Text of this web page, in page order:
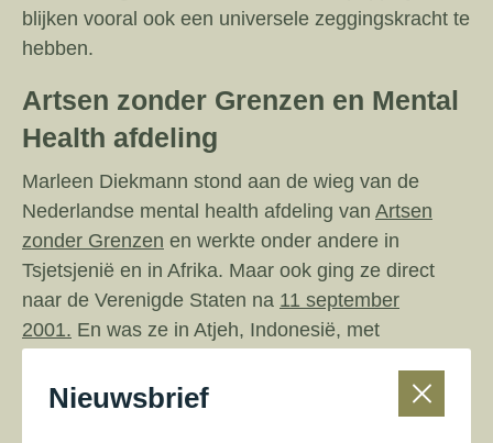
blijken vooral ook een universele zeggingskracht te
hebben.
Artsen zonder Grenzen en Mental
Health afdeling
Marleen Diekmann stond aan de wieg van de
Nederlandse mental health afdeling van Artsen
zonder Grenzen en werkte onder andere in
Tsjetsjenië en in Afrika. Maar ook ging ze direct
naar de Verenigde Staten na 11 september
2001. En was ze in Atjeh, Indonesië, met
De Systeem Academie is Marleen Diekmann, Els
Nieuwsbrief